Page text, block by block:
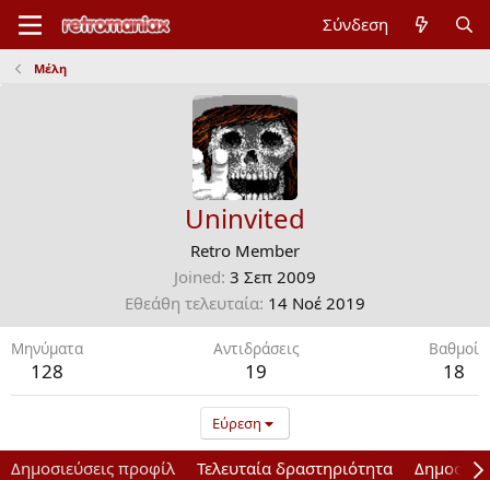
Σύνδεση
Μέλη
Uninvited
Retro Member
Joined 3 Σεπ 2009
Εθεάθη τελευταία 14 Νοέ 2019
Μηνύματα
128
Αντιδράσεις
19
Bαθμοί
18
Εύρεση
Δημοσιεύσεις προφίλ Τελευταία δραστηριότητα